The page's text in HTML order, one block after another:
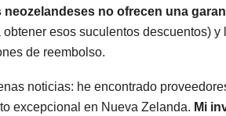
no ofrecen una
esos suculentos descuentos)
de reembolso.
noticias: he encontrado
excepcional en Nueva Zelanda. Mi